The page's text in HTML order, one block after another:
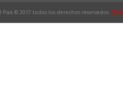
País © 2017 todos los derechos reservados.